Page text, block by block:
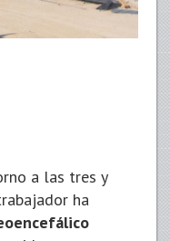
a las tres y
ha